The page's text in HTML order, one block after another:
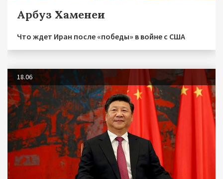
Арбуз Хаменеи
Что ждет Иран после «победы» в войне с США
18.06